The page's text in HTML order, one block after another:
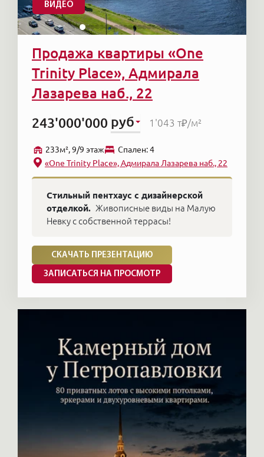
ВИДЕО
Продажа квартиры «One
Trinity Place», Адмирала
Лазарева наб., 22
243'000'000 руб 1'043 т₽/м²
233м², 9/9 этаж
Cпален: 4
«One Trinity Place», Адмирала Лазарева наб., 22
Стильный пентхаус с дизайнерской
отделкой. Живописные виды на Малую
Невку с собственной террасы!
СКАЧАТЬ ПРЕЗЕНТАЦИЮ
ЗАПИСАТЬСЯ НА ПРОСМОТР